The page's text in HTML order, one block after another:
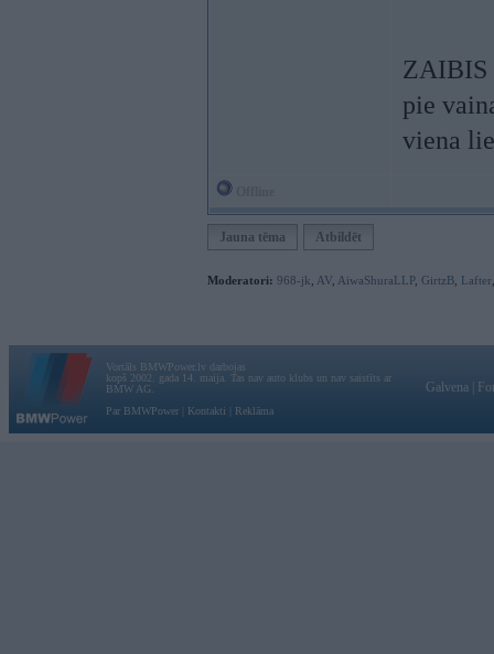
ZAIBIS
pie
viena
Jauna tēma Atbildēt
Moderatori: 968-jk AV AiwaShuraLLP, GirtzB Lafter
Vortāls BMWPower.lv darbojas
kopš 2002. gada 14. maija. Tas nav auto klubs un nav saistīts ar
BMW AG.
Par BMWPower
Kontakti Reklāma
Galvena